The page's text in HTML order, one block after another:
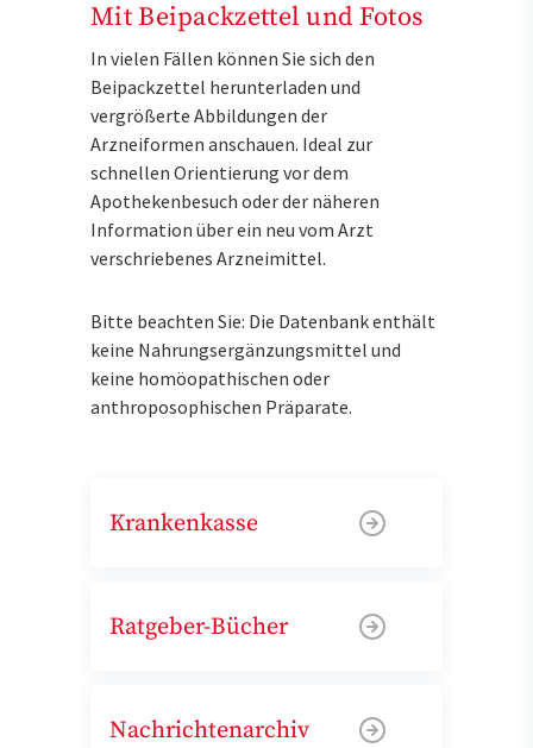
Mit Beipackzettel und Fotos
In vielen Fällen können Sie sich den
Beipackzettel herunterladen und
vergrößerte Abbildungen der
Arzneiformen anschauen. Ideal zur
schnellen Orientierung vor dem
Apothekenbesuch oder der näheren
Information über ein neu vom Arzt
verschriebenes Arzneimittel.
Bitte beachten Sie: Die Datenbank enthält
keine Nahrungsergänzungsmittel und
keine homöopathischen oder
anthroposophischen Präparate.
Krankenkasse
Ratgeber-Bücher
Nachrichtenarchiv